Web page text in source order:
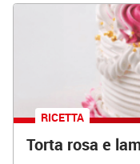
RICETTA
Torta rosa e